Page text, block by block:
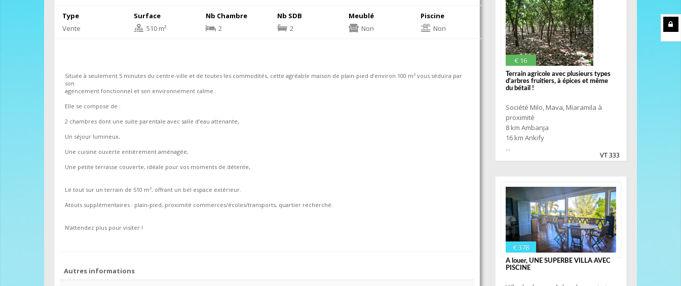
Type
Vente
Surface
510 m²
Nb Chambre
2
Nb SDB
2
Meublé
Non
Piscine
Non
Située à seulement 5 minutes du centre-ville et de toutes les commodités, cette agréable maison de plain-pied d’environ 100 m² vous séduira par
son
agencement fonctionnel et son environnement calme.
Elle se compose de :
2 chambres dont une suite parentale avec salle d’eau attenante,
Un séjour lumineux,
Une cuisine ouverte entièrement aménagée,
Une petite terrasse couverte, idéale pour vos moments de détente,
Le tout sur un terrain de 510 m², offrant un bel espace extérieur.
Atouts supplémentaires : plain-pied, proximité commerces/écoles/transports, quartier recherché.
N’attendez plus pour visiter !
Autres informations
€ 16
Terrain agricole avec plusieurs types
d'arbres fruitiers, à épices et même
du bétail !
Société Milo, Mava, Miaramila à
proximité
8 km Ambanja
16 km Ankify
...
VT 333
€ 378
A louer, UNE SUPERBE VILLA AVEC
PISCINE